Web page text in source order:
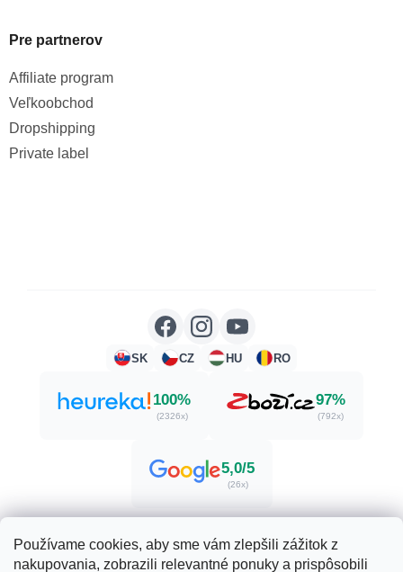
Používame cookies, aby sme vám zlepšili zážitok z
nakupovania, zobrazili relevantné ponuky a prispôsobili
Pre partnerov
Affiliate program
Veľkoobchod
Dropshipping
Private label
SK CZ HU RO
100%
(2326x)
97%
(792x)
5,0/5
(26x)